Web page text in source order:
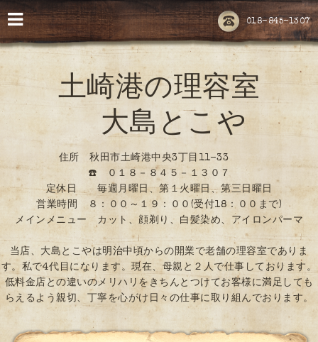
018-845-1307
土崎港の理容室
大島とこや
住所 秋田市土崎港中央3丁目11-33
☎️ ０１８－８４５－１３０７
定休日 毎週月曜日、第１火曜日、第三日曜日
営業時間 ８：００～１９：００(受付18：００まで)
メインメニュー カット、顔剃り、白髪染め、アイロンパーマ
当店、大島とこやは明治中頃からの開業で老舗の理容室でありま
す。私で4代目になります。現在、母親と２人で仕事しております。
低料金店との違いのメリハリをきちんとつけてお客様に満足しても
らえるよう親切、丁寧を心がけ日々の仕事に取り組んでおります。